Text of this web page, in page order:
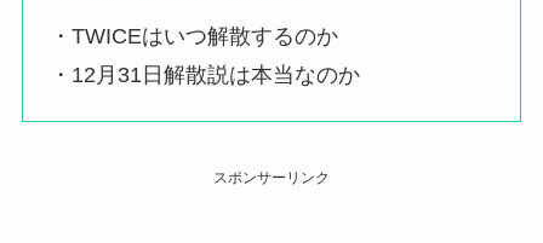
・TWICEはいつ解散するのか
・12月31日解散説は本当なのか
スポンサーリンク